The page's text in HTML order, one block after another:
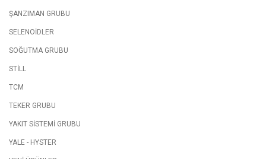
ŞANZIMAN GRUBU
SELENOİDLER
SOĞUTMA GRUBU
STİLL
TCM
TEKER GRUBU
YAKIT SİSTEMİ GRUBU
YALE - HYSTER